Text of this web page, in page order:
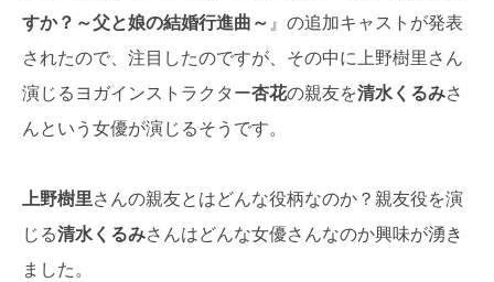
すか？～父と娘の結婚行進曲～ 』の追加キャストが発表
されたので、注目したのですが、その中に上野樹里さん
演じるヨガインストラクター杏花の親友を清水くるみさ
んという女優が演じるそうです。
上野樹里さんの親友とはどんな役柄なのか？親友役を演
じる清水くるみさんはどんな女優さんなのか興味が湧き
ました。